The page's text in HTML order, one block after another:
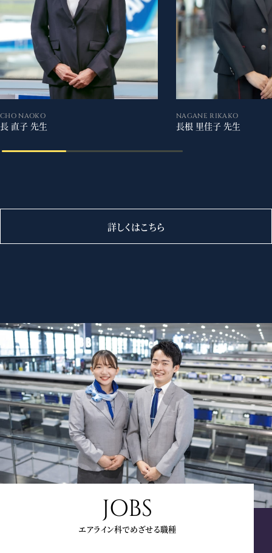
CHO NAOKO
長 直子 先生
NAGANE RIKAKO
長根 里佳子 先生
詳しくはこちら
JOBS
エアライン科でめざせる職種